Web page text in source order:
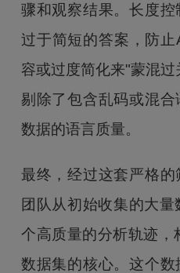
骤和观察结果。长度
过于简短的答案，防
容或过度简化来"蒙混
剔除了包含乱码或混
数据的语言质量。
最终，经过这套严格
团队从初始收集的大
个高质量的分析轨迹，
数据集的核心。这个